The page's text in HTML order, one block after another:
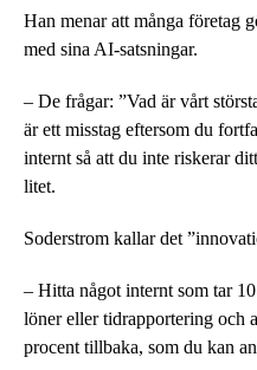
Han menar att många företag
med sina AI-satsningar.
– De frågar: ”Vad är vårt
är ett misstag eftersom du
internt så att du inte riskerar
litet.
Soderstrom kallar det
– Hitta något internt som tar
löner eller tidrapportering och
procent tillbaka, som du kan